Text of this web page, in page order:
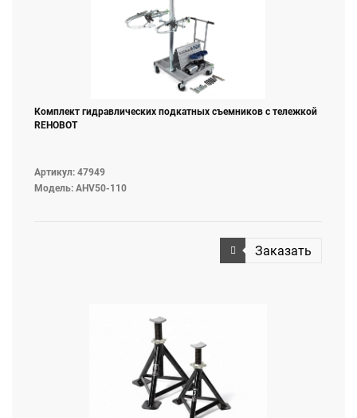
Комплект гидравлических подкатных съемников с тележкой
REHOBOT
Артикул: 47949
Модель: AHV50-110
Заказать